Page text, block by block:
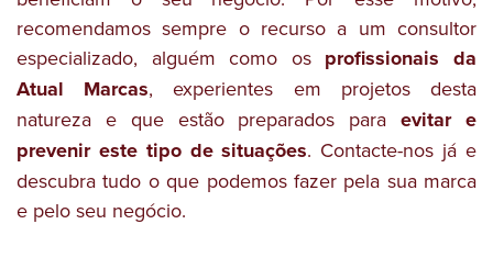
recomendamos sempre o recurso a um consultor
especializado, alguém como os profissionais da
Atual Marcas, experientes em projetos desta
natureza e que estão preparados paraevitar e
prevenir este tipo de situações. Contacte-nos já e
descubra tudo o que podemos fazer pela sua marca
e pelo seu negócio.